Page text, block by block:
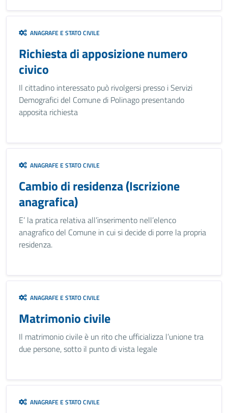
ANAGRAFE E STATO CIVILE
Richiesta di apposizione numero
civico
Il cittadino interessato può rivolgersi presso i Servizi
Demografici del Comune di Polinago presentando
apposita richiesta
ANAGRAFE E STATO CIVILE
Cambio di residenza (Iscrizione
anagrafica)
E’ la pratica relativa all’inserimento nell’elenco
anagrafico del Comune in cui si decide di porre la propria
residenza.
ANAGRAFE E STATO CIVILE
Matrimonio civile
Il matrimonio civile è un rito che ufficializza l’unione tra
due persone, sotto il punto di vista legale
ANAGRAFE E STATO CIVILE